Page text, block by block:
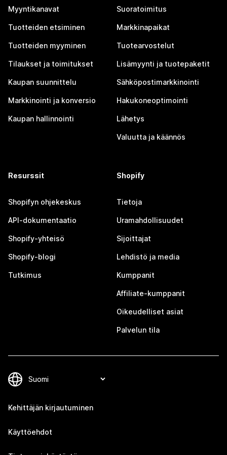
Myyntikanavat
Tuotteiden etsiminen
Tuotteiden myyminen
Tilaukset ja toimitukset
Kaupan suunnittelu
Markkinointi ja konversio
Kaupan hallinnointi
Suoratoimitus
Markkinapaikat
Tuotearvostelut
Lisämyynti ja tuotepaketit
Sähköpostimarkkinointi
Hakukoneoptimointi
Lähetys
Valuutta ja käännös
Resurssit
Shopifyn ohjekeskus
API-dokumentaatio
Shopify-yhteisö
Shopify-blogi
Tutkimus
Shopify
Tietoja
Uramahdollisuudet
Sijoittajat
Lehdistö ja media
Kumppanit
Affiliate-kumppanit
Oikeudelliset asiat
Palvelun tila
Kehittäjän kirjautuminen
Käyttöehdot